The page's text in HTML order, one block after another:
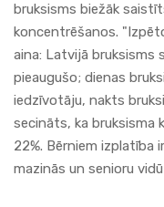
bruksisms biežāk
koncentrēšanos.
aina: Latvijā bruksisms
pieaugušo; dienas
iedzīvotāju, nakts
secināts, ka bruksisma
22%. Bērniem izplatība
mazinās un senioru vidū